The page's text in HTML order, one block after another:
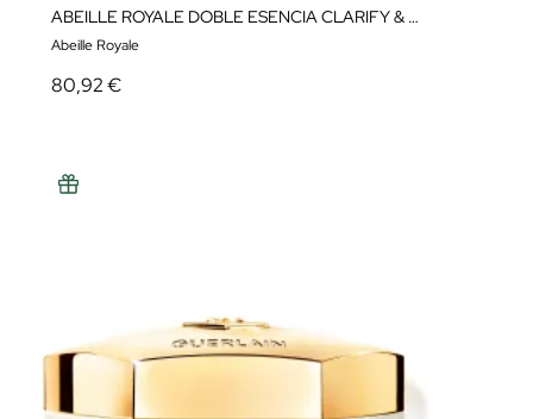
ABEILLE ROYALE DOBLE ESENCIA CLARIFY & REPAIR
Abeille Royale
80,92 €